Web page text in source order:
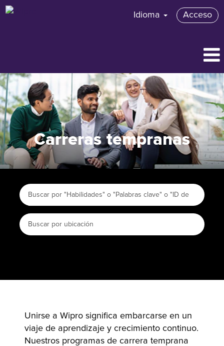
Idioma Acceso
Carreras tempranas
Unirse a Wipro significa embarcarse en un
viaje de aprendizaje y crecimiento continuo.
Nuestros programas de carrera temprana